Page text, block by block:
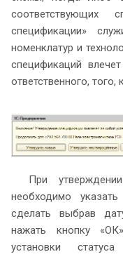
соответствующих
спецификации»
номенклатур и
спецификаций
ответственного,
При
необходимо
сделать выбрав
нажать кнопку
установки